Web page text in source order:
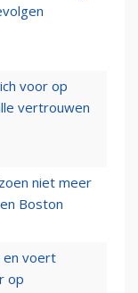
voor op
vertrouwen
niet meer
Boston
en voert
op